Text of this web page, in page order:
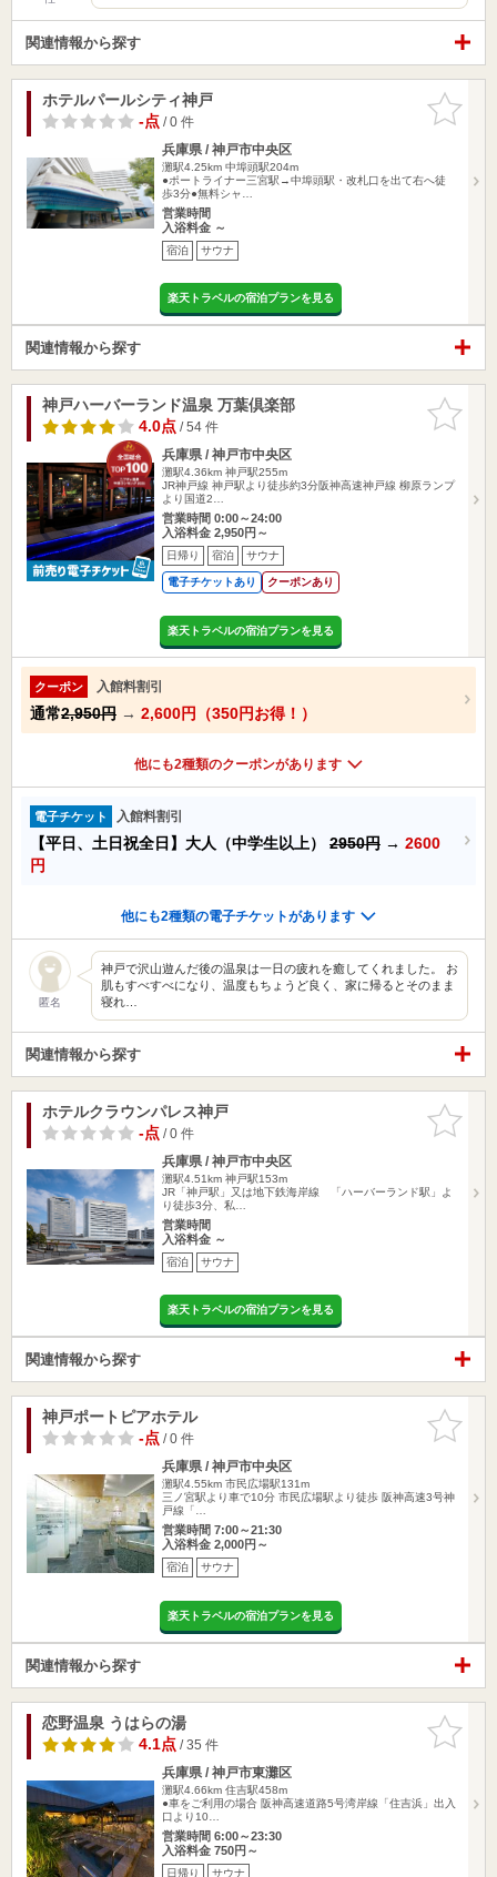
関連情報から探す
お気に入
りに追加
ホテルパールシティ神戸
-点/ 0 件
兵庫県 / 神戸市中央区
灘駅4.25km 中埠頭駅204m
●ポートライナー三宮駅→中埠頭駅・改札口を出て右へ徒
歩3分●無料シャ…
営業時間
入浴料金 ～
宿泊 サウナ
楽天トラベルの宿泊プランを見る
関連情報から探す
お気に入
りに追加
神戸ハーバーランド温泉 万葉倶楽部
4.0点/ 54 件
兵庫県 / 神戸市中央区
灘駅4.36km 神戸駅255m
JR神戸線 神戸駅より徒歩約3分阪神高速神戸線 柳原ランプ
より国道2…
営業時間 0:00～24:00
入浴料金 2,950円～
日帰り 宿泊 サウナ
電子チケットあり クーポンあり
楽天トラベルの宿泊プランを見る
クーポン 入館料割引
通常2,950円 → 2,600円（350円お得！）
他にも2種類のクーポンがあります
電子チケット 入館料割引
【平日、土日祝全日】大人（中学生以上） 2950円 → 2600
円
他にも2種類の電子チケットがあります
匿名
神戸で沢山遊んだ後の温泉は一日の疲れを癒してくれました。 お
肌もすべすべになり、温度もちょうど良く、家に帰るとそのまま
寝れ…
関連情報から探す
お気に入
りに追加
ホテルクラウンパレス神戸
-点/ 0 件
兵庫県 / 神戸市中央区
灘駅4.51km 神戸駅153m
JR「神戸駅」又は地下鉄海岸線 「ハーバーランド駅」よ
り徒歩3分、私…
営業時間
入浴料金 ～
宿泊 サウナ
楽天トラベルの宿泊プランを見る
関連情報から探す
お気に入
りに追加
神戸ポートピアホテル
-点/ 0 件
兵庫県 / 神戸市中央区
灘駅4.55km 市民広場駅131m
三ノ宮駅より車で10分 市民広場駅より徒歩 阪神高速3号神
戸線「…
営業時間 7:00～21:30
入浴料金 2,000円～
宿泊 サウナ
楽天トラベルの宿泊プランを見る
関連情報から探す
お気に入
りに追加
恋野温泉 うはらの湯
4.1点/ 35 件
兵庫県 / 神戸市東灘区
灘駅4.66km 住吉駅458m
●車をご利用の場合 阪神高速道路5号湾岸線「住吉浜」出入
口より10…
営業時間 6:00～23:30
入浴料金 750円～
日帰り サウナ